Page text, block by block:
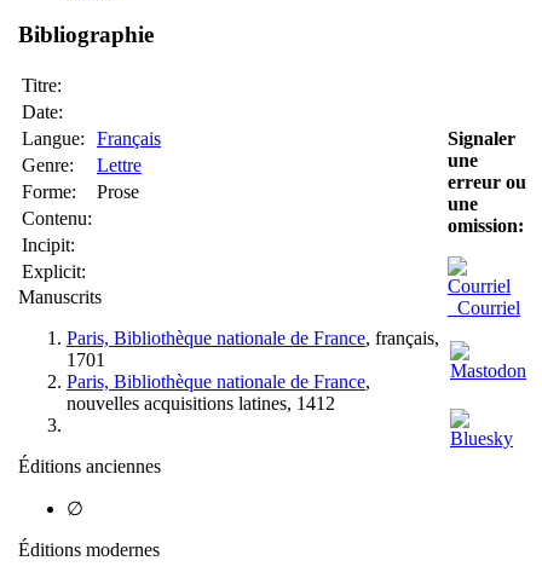
Bibliographie
Titre:
Date:
Langue:
Français
Genre:
Lettre
Forme:
Prose
Contenu:
Incipit:
Explicit:
Manuscrits
Paris, Bibliothèque nationale de France, français,
1701
Paris, Bibliothèque nationale de France,
nouvelles acquisitions latines, 1412
Éditions anciennes
∅
Éditions modernes
Signaler
une
erreur ou
une
omission:
Courriel